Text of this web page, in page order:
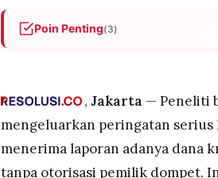
Poin Penting(3)
Dugaan insiden muncul usai
, Jakarta — Peneliti
mengeluarkan peringatan
menerima laporan adanya dana
tanpa otorisasi pemilik dompet.